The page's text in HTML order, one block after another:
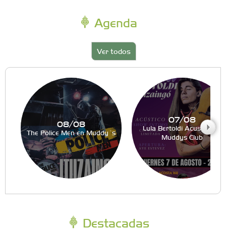
Agenda
Ver todos
08/08
The Police Men en Muddy´s
07/08
Lula Bertoldi Acustico en
Muddys Club
Destacadas